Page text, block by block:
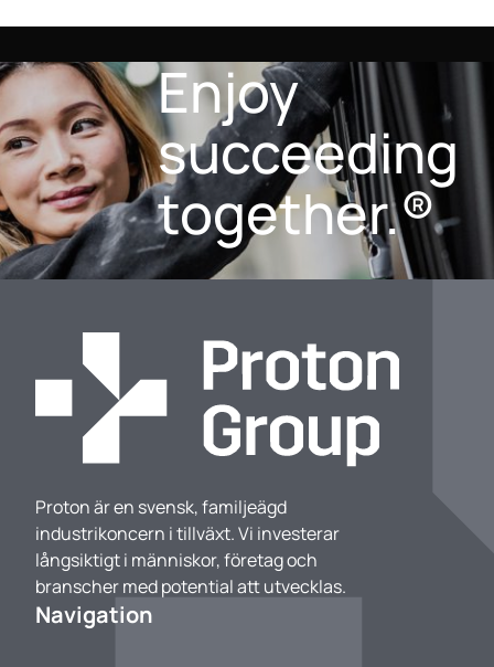
Enjoy
succeeding
together.®
Proton är en svensk, familjeägd
industrikoncern i tillväxt. Vi investerar
långsiktigt i människor, företag och
branscher med potential att utvecklas.
Navigation